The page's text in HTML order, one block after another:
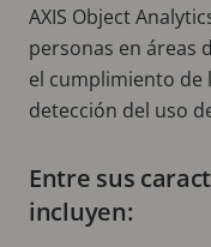
AXIS Object
personas en áreas
el cumplimiento de
detección del uso
Entre sus
incluyen: